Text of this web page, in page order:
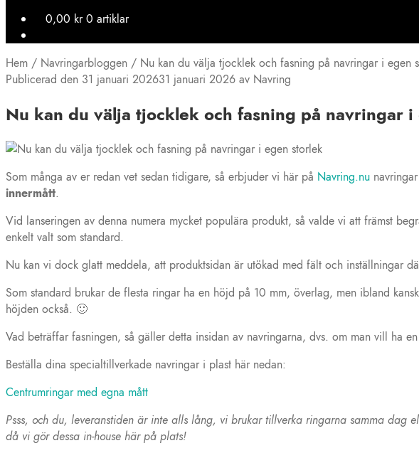
0,00 kr 0 artiklar
Hem / Navringarbloggen / Nu kan du välja tjocklek och fasning på navringar i egen
Publicerad den 31 januari 202631 januari 2026 av Navring
Nu kan du välja tjocklek och fasning på navringar
Som många av er redan vet sedan tidigare, så erbjuder vi här på Navring.nu
innermått.
Vid lanseringen av denna numera mycket populära produkt, så valde vi att främst
enkelt valt som standard.
Nu kan vi dock glatt meddela, att produktsidan är utökad med fält och inställningar
Som standard brukar de flesta ringar ha en höjd på 10 mm, överlag, men ibland
höjden också. 🙂
Vad beträffar fasningen, så gäller detta insidan av navringarna, dvs. om man vill ha
Beställa dina specialtillverkade navringar i plast här nedan:
Centrumringar med egna mått
Psss, och du, leveranstiden är inte alls lång, vi brukar tillverka ringarna samma
då vi gör dessa in-house här på plats!